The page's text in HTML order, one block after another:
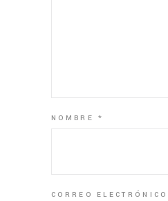
NOMBRE*
CORREO ELECTRÓNICO